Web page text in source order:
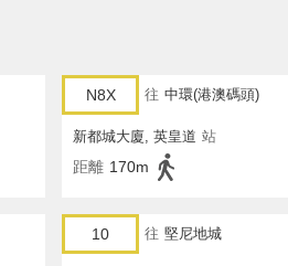
N8X 往 中環(港澳碼頭)
新都城大廈, 英皇道 站
距離 170m
10 往 堅尼地城